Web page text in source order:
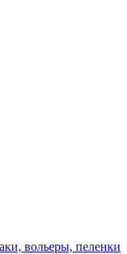
вольеры, пеленки